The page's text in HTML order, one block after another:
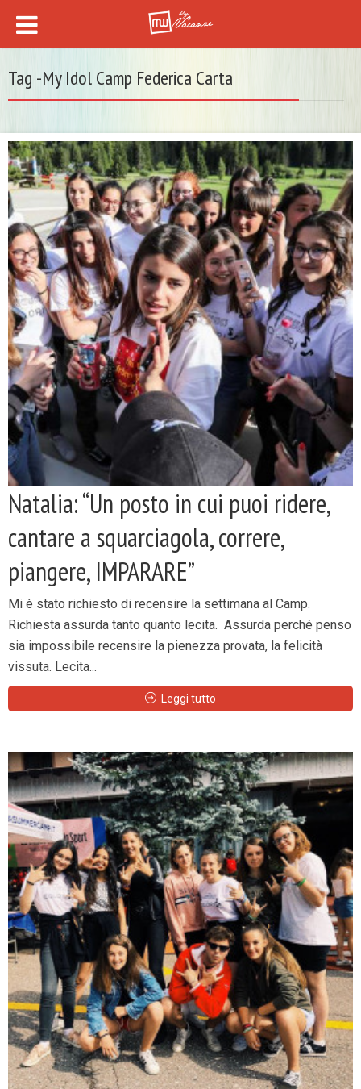
Tag -My Idol Camp Federica Carta
Natalia: “Un posto in cui puoi ridere,
cantare a squarciagola, correre,
piangere, IMPARARE”
Mi è stato richiesto di recensire la settimana al Camp.
Richiesta assurda tanto quanto lecita. Assurda perché penso
sia impossibile recensire la pienezza provata, la felicità
vissuta. Lecita...
Leggi tutto